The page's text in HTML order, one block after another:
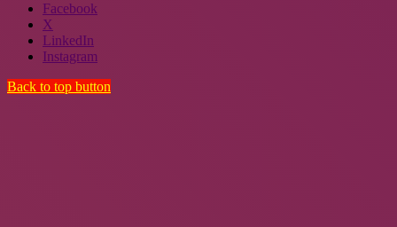
Facebook
X
LinkedIn
Instagram
Back to top button